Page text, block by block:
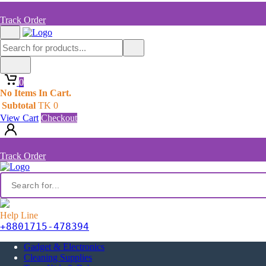
Track Order
0
No Items In Cart.
Subtotal TK 0
View Cart Checkout
Track Order
Help Line
+8801715-478394
Gadget & Electronics
Cleaning Supplies